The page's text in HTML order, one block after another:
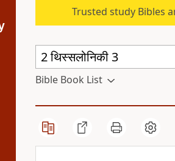
Trusted study Bibles
Bible Book List